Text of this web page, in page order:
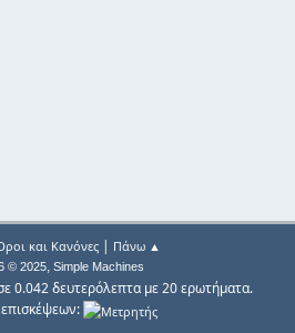
και Κανόνες| Πάνω ▲
© 2025, Simple Machines
0.042 δευτερόλεπτα με 20 ερωτήματα.